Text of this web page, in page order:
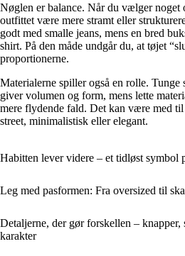
Nøglen er balance. Når du vælger noget
outfittet være mere stramt eller
godt med smalle jeans, mens en bred
shirt. På den måde undgår du, at tøjet
proportionerne.
Materialerne spiller også en rolle.
giver volumen og form, mens lette
mere flydende fald. Det kan være med
street, minimalistisk eller elegant.
Habitten lever videre – et tidløst symbol
Leg med pasformen: Fra oversized til
Detaljerne, der gør forskellen – knapper,
karakter